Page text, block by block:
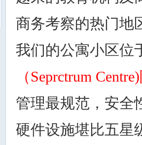
商务考察的热门地
我们的公寓小区位
（Seprctrum
管理最规范，安全
硬件设施堪比五星